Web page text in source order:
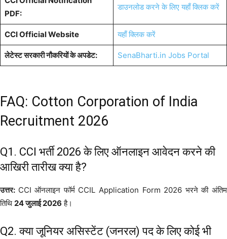
PDF:
डाउनलोड करने के लिए यहाँ क्लिक करें
CCI Official Website यहाँ क्लिक करें
लेटेस्ट सरकारी नौकरियों के अपडेट: SenaBharti.in Jobs Portal
FAQ: Cotton Corporation of India
Recruitment 2026
Q1. CCI भर्ती 2026 के लिए ऑनलाइन आवेदन करने की
आखिरी तारीख क्या है?
उत्तर: CCI ऑनलाइन फॉर्म CCIL Application Form 2026 भरने की अंतिम
तिथि 24 जुलाई 2026 है।
Q2. क्या जूनियर असिस्टेंट (जनरल) पद के लिए कोई भी